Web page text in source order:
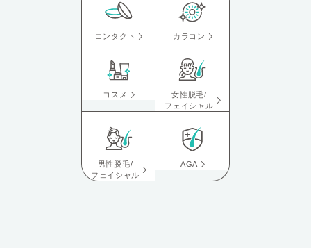
コンタクト カラコン
コスメ
女性脱毛/
フェイシャル
男性脱毛/
フェイシャル
AGA